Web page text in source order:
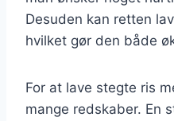
Desuden kan retten
hvilket gør den både
For at lave stegte ris
mange redskaber. En